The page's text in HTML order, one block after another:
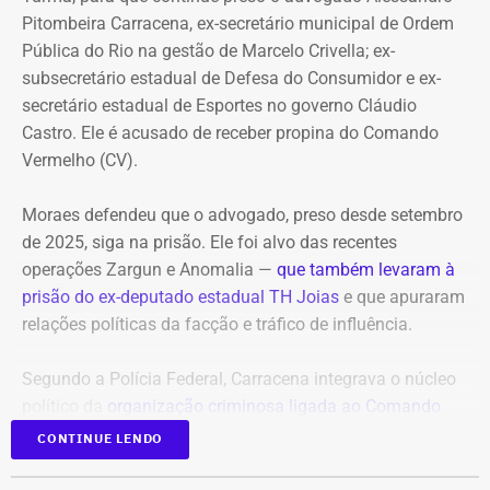
Ministério Público do Rio (MPRJ) uma notícia de fato que
apontava um possível estupro contra uma adolescente de
17 anos durante o pré-carnaval deste ano.
A investigação está em andamento e tramita sob sigilo.
que ocorreria na sexta-feira (07), foi adiada para a
próxima quinta-feira (13).
Com informações do portal “g1”.
Pitombeira Carracena, ex-secretário municipal de Ordem
Pública do Rio na gestão de Marcelo Crivella; ex-
subsecretário estadual de Defesa do Consumidor e ex-
secretário estadual de Esportes no governo Cláudio
Castro. Ele é acusado de receber propina do Comando
Vermelho (CV).
Moraes defendeu que o advogado, preso desde setembro
de 2025, siga na prisão. Ele foi alvo das recentes
operações Zargun e Anomalia — que também levaram à
prisão do ex-deputado estadual TH Joias e que apuraram
relações políticas da facção e tráfico de influência.
Segundo a Polícia Federal, Carracena integrava o núcleo
organização criminosa ligada ao Comando
Vermelhoe repassava informações privilegiadas sobre
operações policiais em áreas comandadas pela facção.
CONTINUE LENDO